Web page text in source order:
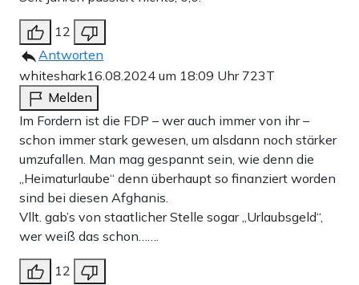
12
Antworten
whiteshark16.08.2024 um 18:09 Uhr 723T
Melden
Im Fordern ist die FDP – wer auch immer von ihr –
schon immer stark gewesen, um alsdann noch stärker
umzufallen. Man mag gespannt sein, wie denn die
„Heimaturlaube“ denn überhaupt so finanziert worden
sind bei diesen Afghanis.
Vllt. gab’s von staatlicher Stelle sogar „Urlaubsgeld“,
wer weiß das schon…….
12